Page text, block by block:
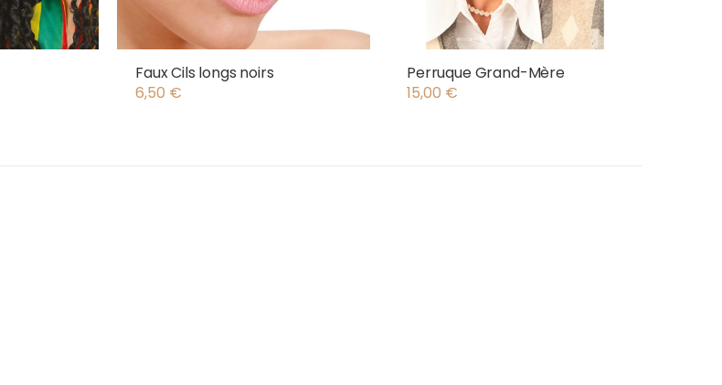
Faux Cils longs noirs
6,50 €
Perruque Grand-Mère
15,00 €